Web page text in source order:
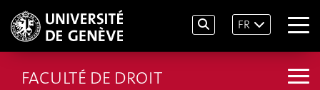
FR
FACULTÉ DE DROIT